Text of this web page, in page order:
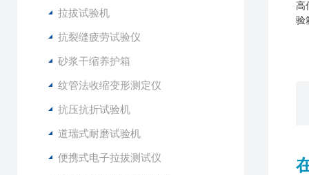
拉拔试验机
抗裂缝疲劳试验仪
砂浆干缩养护箱
纹管法收缩变形测定仪
抗压抗折试验机
道瑞式耐磨试验机
便携式电子拉拔测试仪
高
验